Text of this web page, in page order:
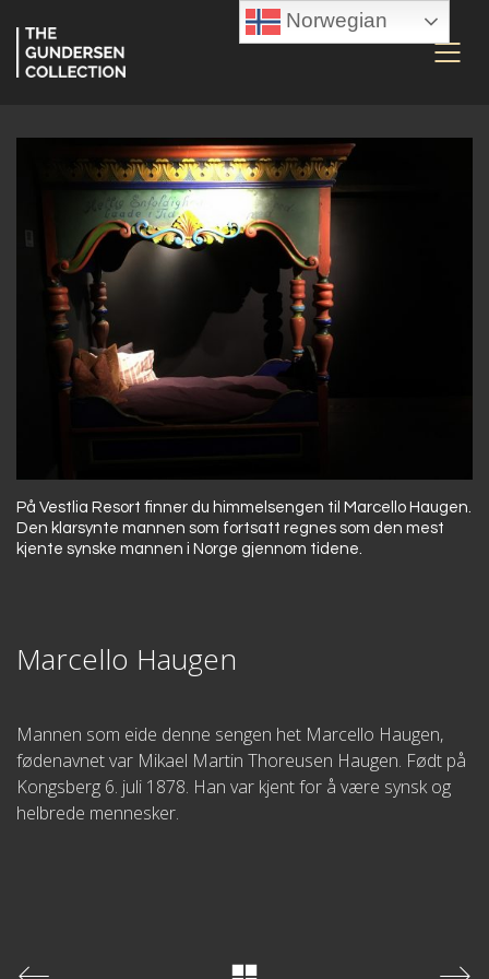
På Vestlia Resort finner du himmelsengen til Marcello Haugen.
Den klarsynte mannen som fortsatt regnes som den mest
kjente synske mannen i Norge gjennom tidene.
Marcello Haugen
Mannen som eide denne sengen het Marcello Haugen,
fødenavnet var Mikael Martin Thoreusen Haugen. Født på
Kongsberg 6. juli 1878. Han var kjent for å være synsk og
helbrede mennesker.
Norwegian